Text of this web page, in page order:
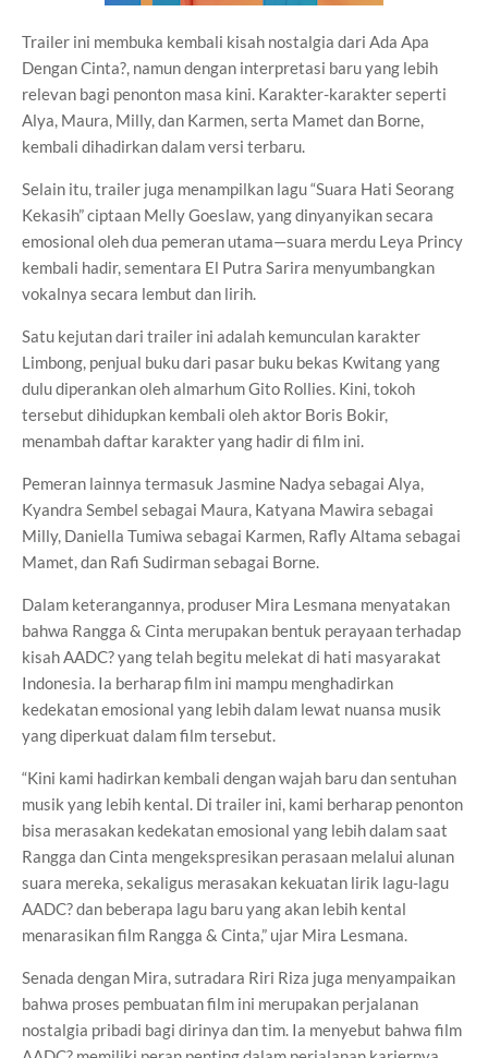
Trailer ini membuka kembali kisah nostalgia dari Ada Apa
Dengan Cinta?, namun dengan interpretasi baru yang lebih
relevan bagi penonton masa kini. Karakter-karakter seperti
Alya, Maura, Milly, dan Karmen, serta Mamet dan Borne,
kembali dihadirkan dalam versi terbaru.
Selain itu, trailer juga menampilkan lagu “Suara Hati Seorang
Kekasih” ciptaan Melly Goeslaw, yang dinyanyikan secara
emosional oleh dua pemeran utama—suara merdu Leya Princy
kembali hadir, sementara El Putra Sarira menyumbangkan
vokalnya secara lembut dan lirih.
Satu kejutan dari trailer ini adalah kemunculan karakter
Limbong, penjual buku dari pasar buku bekas Kwitang yang
dulu diperankan oleh almarhum Gito Rollies. Kini, tokoh
tersebut dihidupkan kembali oleh aktor Boris Bokir,
menambah daftar karakter yang hadir di film ini.
Pemeran lainnya termasuk Jasmine Nadya sebagai Alya,
Kyandra Sembel sebagai Maura, Katyana Mawira sebagai
Milly, Daniella Tumiwa sebagai Karmen, Rafly Altama sebagai
Mamet, dan Rafi Sudirman sebagai Borne.
Dalam keterangannya, produser Mira Lesmana menyatakan
bahwa Rangga & Cinta merupakan bentuk perayaan terhadap
kisah AADC? yang telah begitu melekat di hati masyarakat
Indonesia. Ia berharap film ini mampu menghadirkan
kedekatan emosional yang lebih dalam lewat nuansa musik
yang diperkuat dalam film tersebut.
“Kini kami hadirkan kembali dengan wajah baru dan sentuhan
musik yang lebih kental. Di trailer ini, kami berharap penonton
bisa merasakan kedekatan emosional yang lebih dalam saat
Rangga dan Cinta mengekspresikan perasaan melalui alunan
suara mereka, sekaligus merasakan kekuatan lirik lagu-lagu
AADC? dan beberapa lagu baru yang akan lebih kental
menarasikan film Rangga & Cinta,” ujar Mira Lesmana.
Senada dengan Mira, sutradara Riri Riza juga menyampaikan
bahwa proses pembuatan film ini merupakan perjalanan
nostalgia pribadi bagi dirinya dan tim. Ia menyebut bahwa film